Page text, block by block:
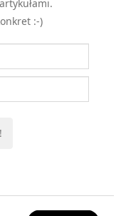
:-)